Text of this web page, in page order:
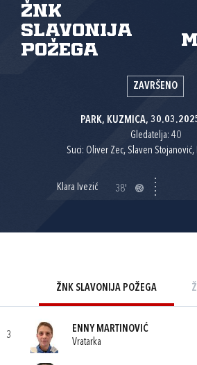
ŽNK
Slavonija
Požega
ZAVRŠENO
PARK, KUZMICA,
Gledatelja: 40
Suci: Oliver Zec, Slaven Stojanović,
Klara Ivezić 38'
ŽNK SLAVONIJA POŽEGA
3
ENNY MARTINOVIĆ
Vratarka